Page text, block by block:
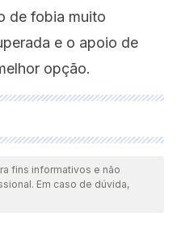
de fobia muito
e o apoio de
opção.
revisadas por
confiabilidade,
deste artigo foi
fins informativos e não
Em caso de dúvida,